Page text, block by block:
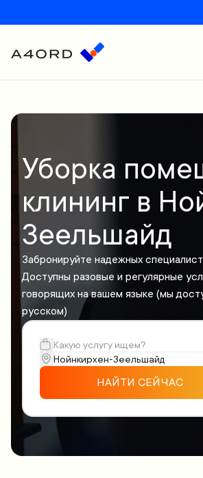
Уборка
клининг в
Зеельшайд
Забронируйте надежных
Доступны разовые и регулярные
говорящих на вашем языке (мы
русском)
НАЙТИ СЕЙЧАС